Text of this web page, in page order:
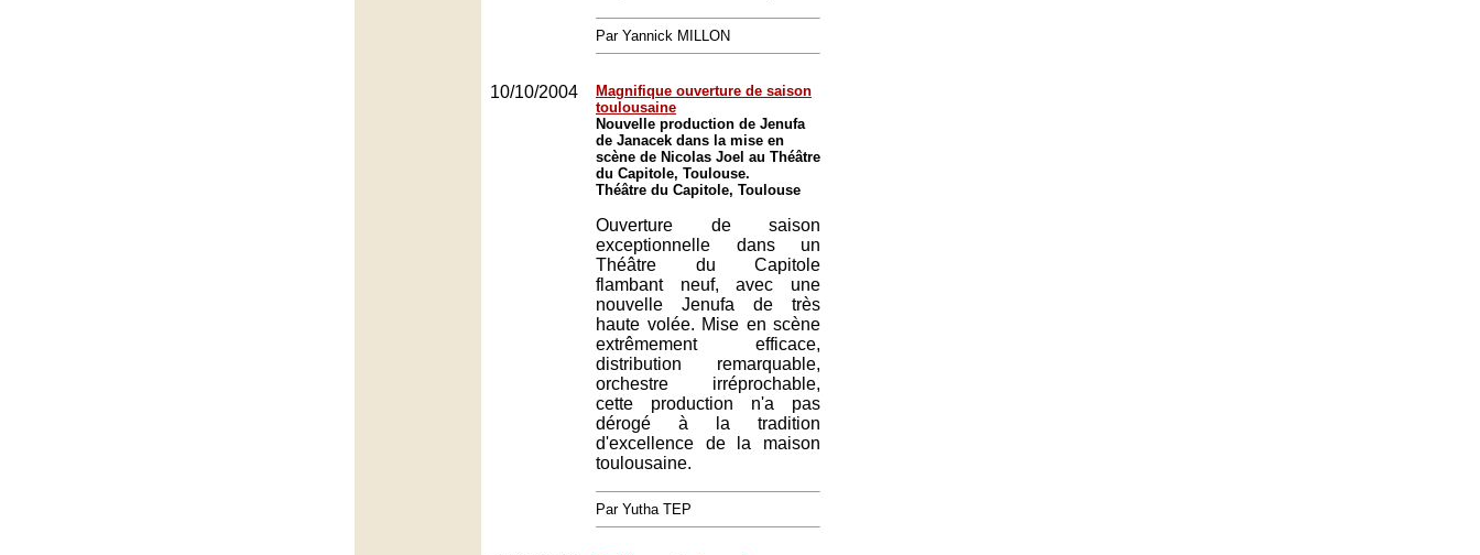
Par Yannick MILLON
10/10/2004
Magnifique ouverture de saison
toulousaine
Nouvelle production de Jenufa
de Janacek dans la mise en
scène de Nicolas Joel au Théâtre
du Capitole, Toulouse.
Théâtre du Capitole, Toulouse
Ouverture de saison
exceptionnelle dans un
Théâtre du Capitole
flambant neuf, avec une
nouvelle Jenufa de très
haute volée. Mise en scène
extrêmement efficace,
distribution remarquable,
orchestre irréprochable,
cette production n'a pas
dérogé à la tradition
d'excellence de la maison
toulousaine.
Par Yutha TEP